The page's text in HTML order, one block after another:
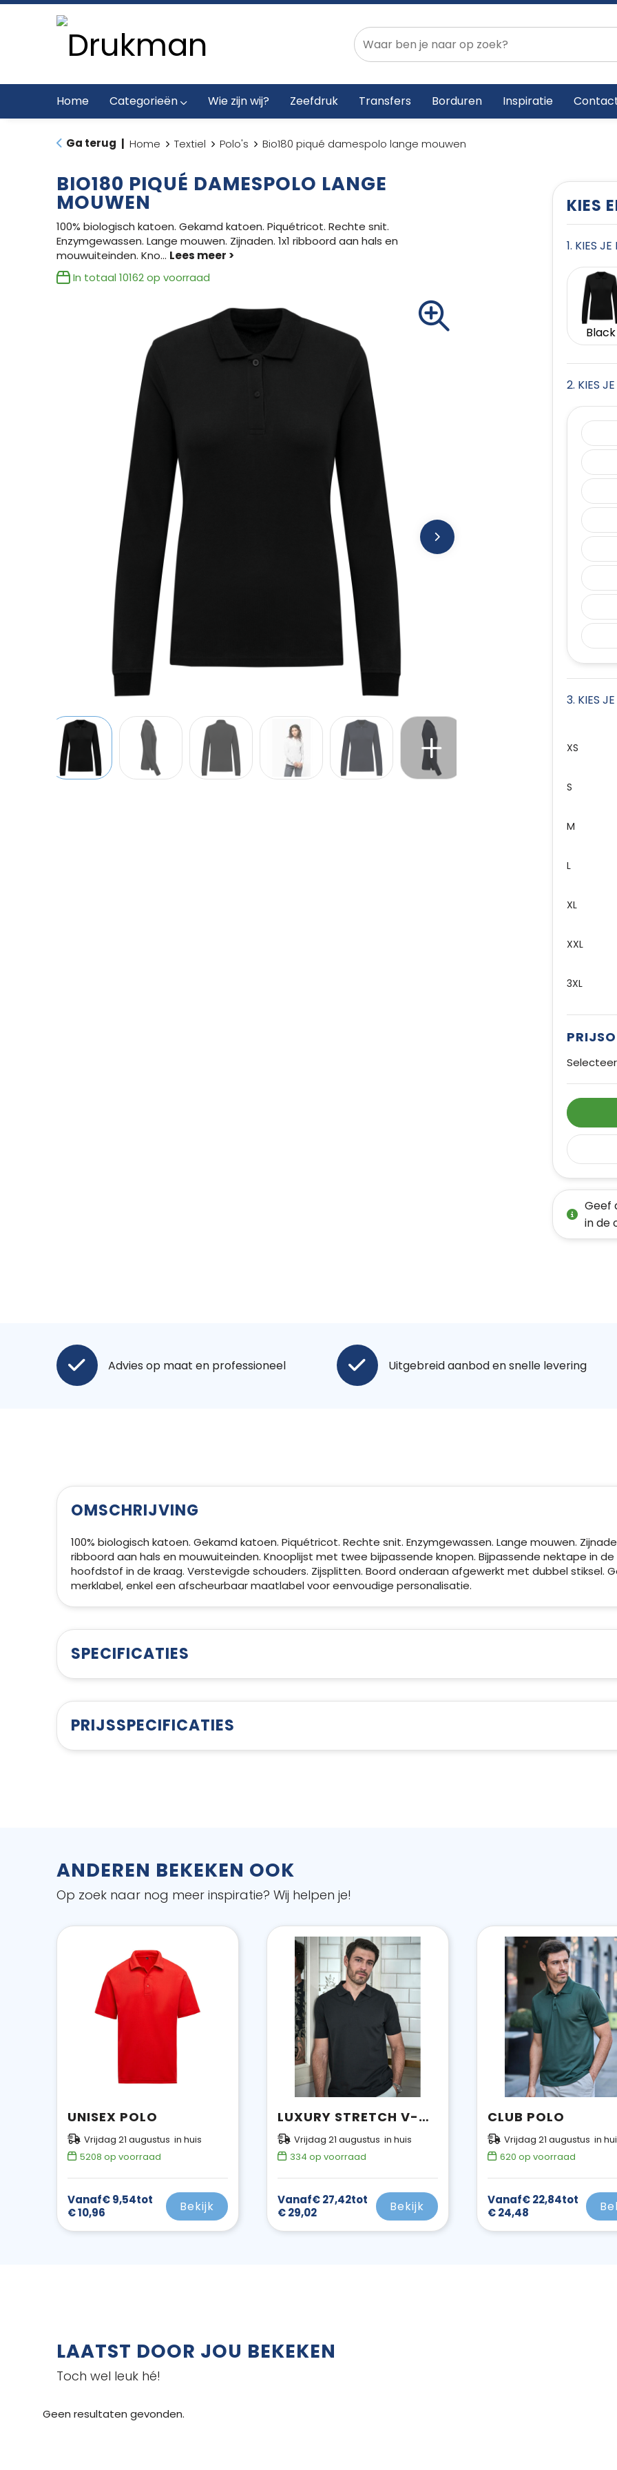
Home Categorieën Wie zijn wij? Zeefdruk Transfers Borduren Inspiratie
Ga terug Home Textiel Polo's Bio180 piqué damespolo lange mouwen
BIO180 PIQUÉ DAMESPOLO LANGE
MOUWEN
100% biologisch katoen. Gekamd katoen. Piquétricot. Rechte snit.
Enzymgewassen. Lange mouwen. Zijnaden. 1x1 ribboord aan hals en
mouwuiteinden. Kno...
In totaal 10162op voorraad
KIES
1. KIES JE
Black
2. KIES
3. KIES
XS
S
M
L
XL
XXL
3XL
Geef
in de
Advies op maat en professioneel Uitgebreid aanbod en snelle levering
OMSCHRIJVING
100% biologisch katoen. Gekamd katoen. Piquétricot. Rechte snit. Enzymgewassen. Lange mouwen.
ribboord aan hals en mouwuiteinden. Knooplijst met twee bijpassende knopen. Bijpassende nektape in de
hoofdstof in de kraag. Verstevigde schouders. Zijsplitten. Boord onderaan afgewerkt met dubbel stiksel.
merklabel, enkel een afscheurbaar maatlabel voor eenvoudige personalisatie.
SPECIFICATIES
PRIJSSPECIFICATIES
ANDEREN BEKEKEN OOK
Op zoek naar nog meer inspiratie? Wij helpen je!
UNISEX POLO
Vrijdag 21 augustus in huis
5208 op voorraad
Vanaf€ 9,54tot
€ 10,96
Bekijk
LUXURY STRETCH V-NECK POLO
Vrijdag 21 augustus in huis
334 op voorraad
Vanaf€ 27,42tot
€ 29,02
Bekijk
CLUB POLO
Vrijdag 21 augustus in
620 op voorraad
Vanaf€ 22,84tot
€ 24,48
LAATST DOOR JOU BEKEKEN
Toch wel leuk hé!
Geen resultaten gevonden.